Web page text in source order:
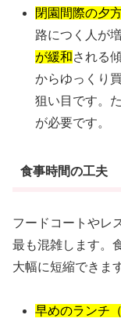
閉園間際の夕
路につく人が
が緩和される
からゆっくり
狙い目です。
が必要です。
食事時間の工夫
フードコートやレ
最も混雑します。
大幅に短縮できま
早めのランチ